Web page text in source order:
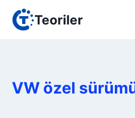
content
Teoriler
VW özel